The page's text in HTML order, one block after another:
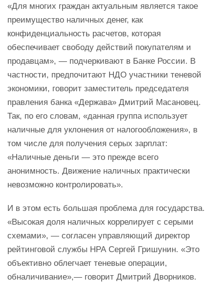
«Для многих граждан актуальным является такое
преимущество наличных денег, как
конфиденциальность расчетов, которая
обеспечивает свободу действий покупателям и
продавцам», — подчеркивают в Банке России. В
частности, предпочитают НДО участники теневой
экономики, говорит заместитель председателя
правления банка «Держава» Дмитрий Масановец.
Так, по его словам, «данная группа использует
наличные для уклонения от налогообложения», в
том числе для получения серых зарплат:
«Наличные деньги — это прежде всего
анонимность. Движение наличных практически
невозможно контролировать».
И в этом есть большая проблема для государства.
«Высокая доля наличных коррелирует с серыми
схемами», — согласен управляющий директор
рейтинговой службы НРА Сергей Гришунин. «Это
объективно облегчает теневые операции,
обналичивание»,— говорит Дмитрий Дворников.